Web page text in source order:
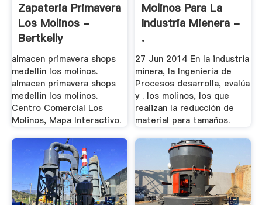
Zapateria Primavera
Los Molinos -
Bertkelly
almacen primavera shops
medellin los molinos.
almacen primavera shops
medellin los molinos.
Centro Comercial Los
Molinos, Mapa Interactivo.
Molinos Para La
Industria Mienera -
.
27 Jun 2014 En la industria
minera, la Ingeniería de
Procesos desarrolla, evalúa
y . los molinos, los que
realizan la reducción de
material para tamaños.